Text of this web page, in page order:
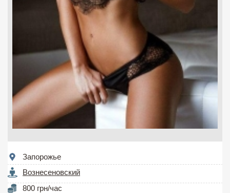
Запорожье
Вознесеновский
800 грн/час